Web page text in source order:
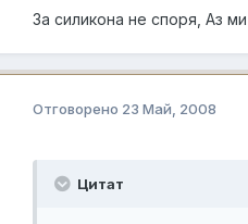
За силикона не споря, Аз
Отговорено 23 Май, 2008
Цитат